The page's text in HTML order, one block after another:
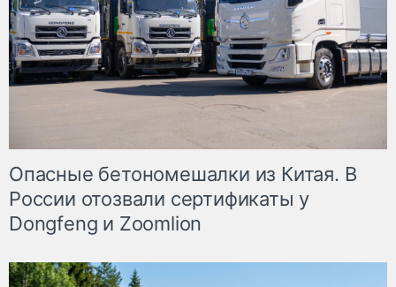
Опасные бетономешалки из Китая. В
России отозвали сертификаты у
Dongfeng и Zoomlion